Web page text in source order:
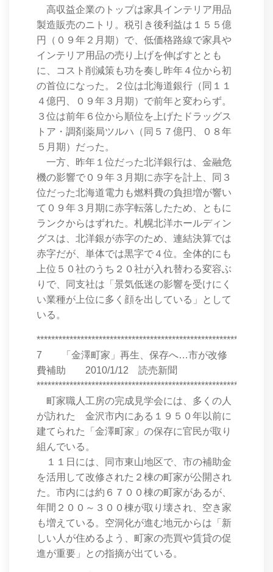
高収益企業のトップは家具インテリア用品
製造販売のニトリ。税引き後利益は１５５億
円（０９年２月期）で、低価格路線で家具や
インテリア用品の売り上げを伸ばすととも
に、コスト削減策も功を奏し昨年４位から初
の首位になった。２位は北海道銀行（同１１
４億円、０９年３月期）で前年と変わらず。
３位は前年６位から順位を上げたドラッグス
トア・調剤薬局ツルハ（同５７億円、０８年
５月期）だった。
一方、昨年１位だった北洋銀行は、金融危
機の影響で０９年３月期に赤字を計上、同３
位だった北海道電力も燃料費の負担増が響い
て０９年３月期に赤字転落したため、ともに
ランクからはずれた。札幌北洋ホールディン
グスは、北洋銀が赤字のため、連結決算では
赤字だが、単体では黒字で４位。全体的にも
上位５０社のうち２０社が入れ替わる変容ぶ
りで、同支社は「景気低迷の影響を受けにく
い業種が上位に多く顔を出している」として
いる。
7 「金澤町家」再生、保存へ…市が改修
費補助 2010/1/12 読売新聞
町家職人工房の完成見学会には、多くの人
が訪れた 金沢市内にある１９５０年以前に
建てられた「金澤町家」の保存に官民が取り
組んでいる。
１１日には、同市東山地区で、市の補助金
を活用して改修された２棟の町家が公開され
た。市内には約６７００棟の町家があるが、
年間２００～３００棟が取り壊され、空き家
も増えている。空洞化が進む地元からは「新
しい人が住めるよう、町家の売買や賃貸の促
進が重要」との指摘が出ている。